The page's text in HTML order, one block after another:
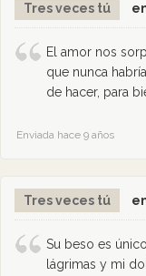
Tres veces tú
El amor nos
que nunca
de hacer, para
Enviada hace 9 años
Tres veces tú
Su beso es
lágrimas y mi